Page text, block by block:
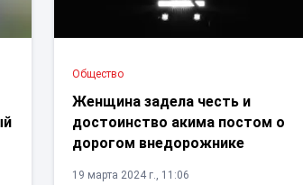
Общество
Женщина задела честь и
достоинство акима постом о
дорогом внедорожнике
19 марта 2024 г., 11:06